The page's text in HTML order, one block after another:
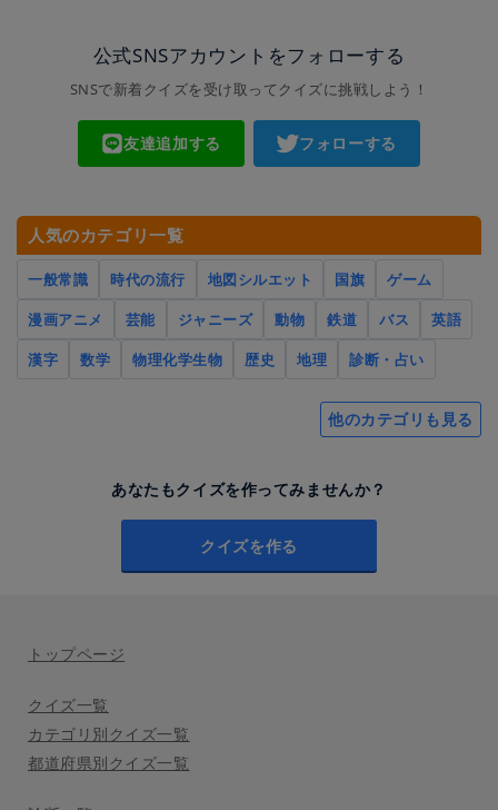
公式SNSアカウントをフォローする
SNSで新着クイズを受け取ってクイズに挑戦しよう！
友達追加する フォローする
人気のカテゴリ一覧
一般常識 時代の流行 地図シルエット 国旗
ゲーム
漫画アニメ
芸能 ジャニーズ 動物 鉄道 バス
英語
漢字
数学 物理化学生物 歴史 地理 診断・占い
他のカテゴリも見る
あなたもクイズを作ってみませんか？
クイズを作る
トップページ
クイズ一覧
カテゴリ別クイズ一覧
都道府県別クイズ一覧